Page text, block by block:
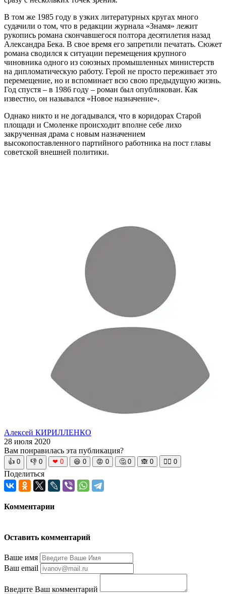
В том же 1985 году в узких литературных кругах много
судачили о том, что в редакции журнала «Знамя» лежит
рукопись романа скончавшегося полтора десятилетия назад
Александра Бека. В свое время его запретили печатать. Сюжет
романа сводился к ситуации перемещения крупного
чиновника одного из союзных промышленных министерств
на дипломатическую работу. Герой не просто переживает это
перемещение, но и вспоминает всю свою предыдущую жизнь.
Год спустя – в 1986 году – роман был опубликован. Как
известно, он назывался «Новое назначение».
Однако никто и не догадывался, что в коридорах Старой
площади и Смоленке происходит вполне себе лихо
закрученная драма с новым назначением
высокопоставленного партийного работника на пост главы
советской внешней политики.
Алексей КИРИЛЛЕНКО
28 июля 2020
Вам понравилась эта публикация?
👍 0 👎 0 ❤ 0 😆 0 😡 0 🤔 0 🙈 0 🧘‍♀️ 0
Поделиться
Комментарии
Оставить комментарий
Ваше имя
Ваш email
Введите Ваш комментарий